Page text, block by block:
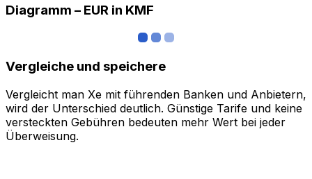
Diagramm – EUR in KMF
Vergleiche und speichere
Vergleicht man Xe mit führenden Banken und Anbietern,
wird der Unterschied deutlich. Günstige Tarife und keine
versteckten Gebühren bedeuten mehr Wert bei jeder
Überweisung.